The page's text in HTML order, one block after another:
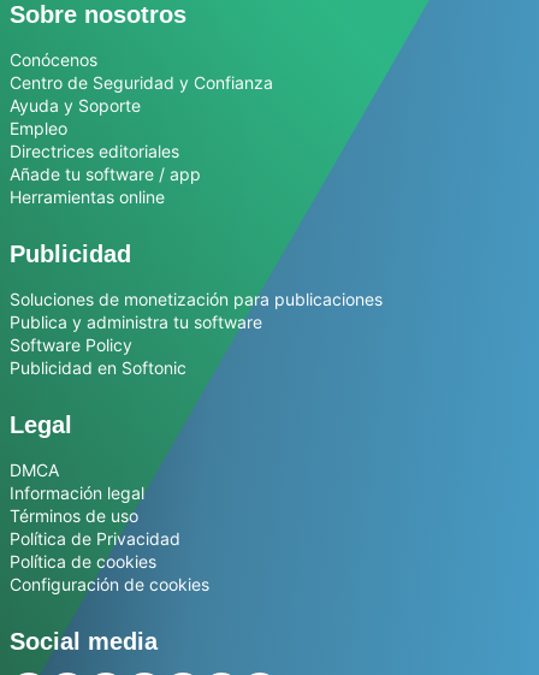
Sobre nosotros
Conócenos
Centro de Seguridad y Confianza
Ayuda y Soporte
Empleo
Directrices editoriales
Añade tu software / app
Herramientas online
Publicidad
Soluciones de monetización para publicaciones
Publica y administra tu software
Software Policy
Publicidad en Softonic
Legal
DMCA
Información legal
Términos de uso
Política de Privacidad
Política de cookies
Configuración de cookies
Social media